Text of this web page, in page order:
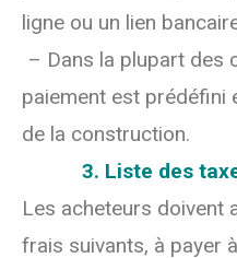
ligne ou un lien
– Dans la plupart des
paiement est prédéfini
de la construction.
3. Liste des
Les acheteurs doivent
frais suivants, à payer à